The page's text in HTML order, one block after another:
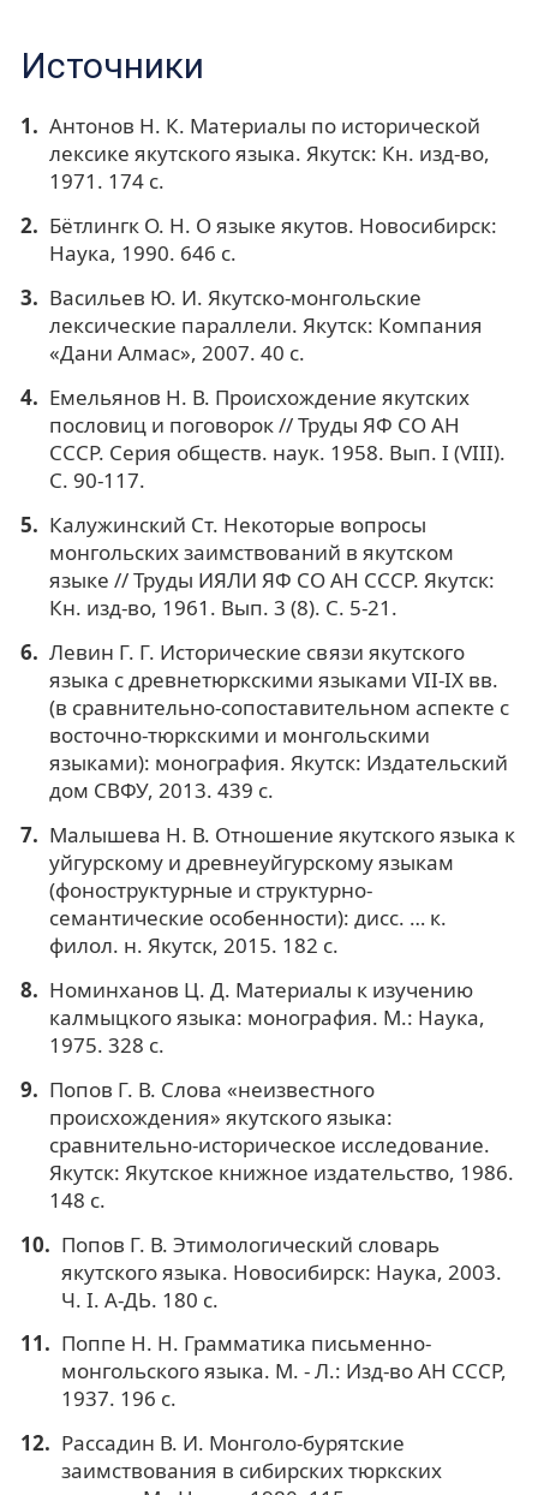
Источники
Антонов Н. К. Материалы по исторической
лексике якутского языка. Якутск: Кн. изд-во,
1971. 174 с.
Бётлингк О. Н. О языке якутов. Новосибирск:
Наука, 1990. 646 с.
Васильев Ю. И. Якутско-монгольские
лексические параллели. Якутск: Компания
«Дани Алмас», 2007. 40 с.
Емельянов Н. В. Происхождение якутских
пословиц и поговорок // Труды ЯФ СО АН
СССР. Серия обществ. наук. 1958. Вып. I (VIII).
С. 90-117.
Калужинский Ст. Некоторые вопросы
монгольских заимствований в якутском
языке // Труды ИЯЛИ ЯФ СО АН СССР. Якутск:
Кн. изд-во, 1961. Вып. 3 (8). С. 5-21.
Левин Г. Г. Исторические связи якутского
языка с древнетюркскими языками VII-IX вв.
(в сравнительно-сопоставительном аспекте с
восточно-тюркскими и монгольскими
языками): монография. Якутск: Издательский
дом СВФУ, 2013. 439 с.
Малышева Н. В. Отношение якутского языка к
уйгурскому и древнеуйгурскому языкам
(фоноструктурные и структурно-
семантические особенности): дисс. … к.
филол. н. Якутск, 2015. 182 с.
Номинханов Ц. Д. Материалы к изучению
калмыцкого языка: монография. М.: Наука,
1975. 328 с.
Попов Г. В. Слова «неизвестного
происхождения» якутского языка:
сравнительно-историческое исследование.
Якутск: Якутское книжное издательство, 1986.
148 с.
Попов Г. В. Этимологический словарь
якутского языка. Новосибирск: Наука, 2003.
Ч. I. А-ДЬ. 180 с.
Поппе Н. Н. Грамматика письменно-
монгольского языка. М. - Л.: Изд-во АН СССР,
1937. 196 с.
Рассадин В. И. Монголо-бурятские
заимствования в сибирских тюркских